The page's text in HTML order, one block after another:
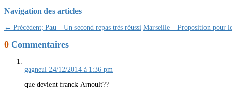
Navigation des articles
← Précédent; Pau – Un second repas très réussi Marseille – Proposition pour
0 Commentaires
gagneul 24/12/2014 à 1:36 pm
que devient franck Arnoult??